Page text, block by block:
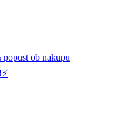
popust ob nakupu